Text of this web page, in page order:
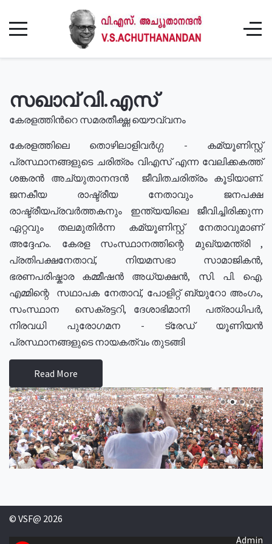
സഖാവ് വി.എസ്
കേരളത്തിൻറെ സമരതീക്ഷ്ണ യൌവ്വനം
കേരളത്തിലെ തൊഴിലാളിവർഗ്ഗ - കമ്യൂണിസ്റ്റ്
പ്രസ്ഥാനങ്ങളുടെ ചരിത്രം വിഎസ് എന്ന വേലിക്കകത്ത്
ശങ്കരൻ അച്യുതാനന്ദൻ ജീവിതചരിത്രം കൂടിയാണ്.
ജനകീയ രാഷ്ട്രീയ നേതാവും ജനപക്ഷ
രാഷ്ട്രീയപ്രവർത്തകനും ഇന്ത്യയിലെ ജീവിച്ചിരിക്കുന്ന
ഏറ്റവും തലമുതിർന്ന കമ്യൂണിസ്റ്റ് നേതാവുമാണ്
അദ്ദേഹം. കേരള സംസ്ഥാനത്തിന്റെ മുഖ്യമന്ത്രി ,
പ്രതിപക്ഷനേതാവ്, നിയമസഭാ സാമാജികൻ,
ഭരണപരിഷ്കാര കമ്മീഷൻ അധ്യക്ഷൻ, സി. പി. ഐ.
എമ്മിന്റെ സഥാപക നേതാവ്, പോളിറ്റ് ബ്യുറോ അംഗം,
സംസ്ഥാന സെക്രട്ടറി, ദേശാഭിമാനി പത്രാധിപർ,
നിരവധി പുരോഗമന - ട്രേഡ് യൂണിയൻ
പ്രസ്ഥാനങ്ങളുടെ നായകത്വം തുടങ്ങി
Read More
© VSF@ 2026
Admin